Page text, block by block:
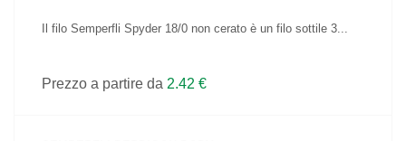
Il filo Semperfli Spyder 18/0 non cerato è un filo sottile 3...
Prezzo a partire da 2.42 €